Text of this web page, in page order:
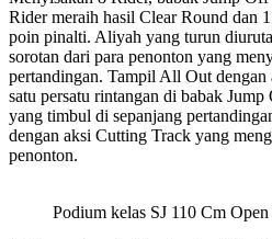
Rider meraih hasil Clear Round dan
poin pinalti. Aliyah yang turun
sorotan dari para penonton yang
pertandingan. Tampil All Out
satu persatu rintangan di babak
yang timbul di sepanjang
dengan aksi Cutting Track yang
penonton.
Podium kelas SJ 110 Cm